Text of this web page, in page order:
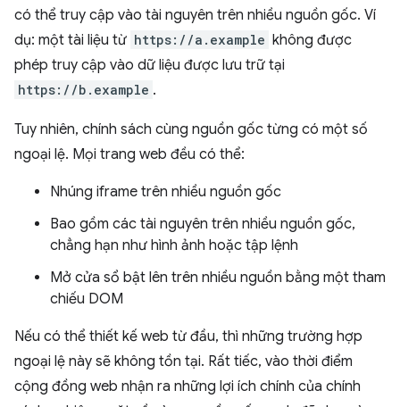
có thể truy cập vào tài nguyên trên nhiều nguồn gốc. Ví
dụ: một tài liệu từ https://a.example không được
phép truy cập vào dữ liệu được lưu trữ tại
https://b.example .
Tuy nhiên, chính sách cùng nguồn gốc từng có một số
ngoại lệ. Mọi trang web đều có thể:
Nhúng iframe trên nhiều nguồn gốc
Bao gồm các tài nguyên trên nhiều nguồn gốc,
chẳng hạn như hình ảnh hoặc tập lệnh
Mở cửa sổ bật lên trên nhiều nguồn bằng một tham
chiếu DOM
Nếu có thể thiết kế web từ đầu, thì những trường hợp
ngoại lệ này sẽ không tồn tại. Rất tiếc, vào thời điểm
cộng đồng web nhận ra những lợi ích chính của chính